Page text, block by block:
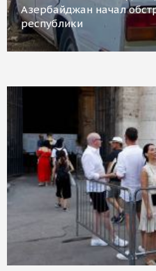
Азербайджан начал
республики